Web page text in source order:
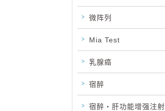
微阵列
Mia Test
乳腺癌
宿醉
宿醉・肝功能增强注射